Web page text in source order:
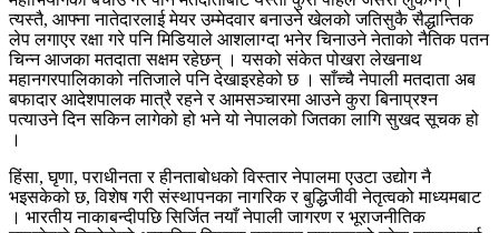
त्यस्तै, आफ्ना नातेदारलाई मेयर उम्मेदवार बनाउने खेलको जतिसुकै सैद्धान्तिक
लेप लगाएर रक्षा गरे पनि मिडियाले आशलाग्दा भनेर चिनाउने नेताको नैतिक पतन
चिन्न आजका मतदाता सक्षम रहेछन् । यसको संकेत पोखरा लेखनाथ
महानगरपालिकाको नतिजाले पनि देखाइरहेको छ । साँच्चै नेपाली मतदाता अब
बफादार आदेशपालक मात्रै रहने र आमसञ्चारमा आउने कुरा बिनाप्रश्न
पत्याउने दिन सकिन लागेको हो भने यो नेपालको जितका लागि सुखद सूचक हो
।
हिंसा, घृणा, पराधीनता र हीनताबोधको विस्तार नेपालमा एउटा उद्योग नै
भइसकेको छ, विशेष गरी संस्थापनका नागरिक र बुद्धिजीवी नेतृत्वको माध्यमबाट
। भारतीय नाकाबन्दीपछि सिर्जित नयाँ नेपाली जागरण र भूराजनीतिक